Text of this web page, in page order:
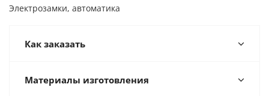
Электрозамки, автоматика
Как заказать
Материалы изготовления